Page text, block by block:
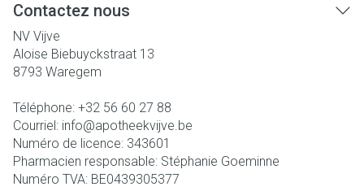
Contactez nous
NV Vijve
Aloise Biebuyckstraat 13
8793 Waregem
Téléphone: +32 56 60 27 88
Courriel: info@apotheekvijve.be
Numéro de licence: 343601
Pharmacien responsable: Stéphanie Goeminne
Numéro TVA: BE0439305377